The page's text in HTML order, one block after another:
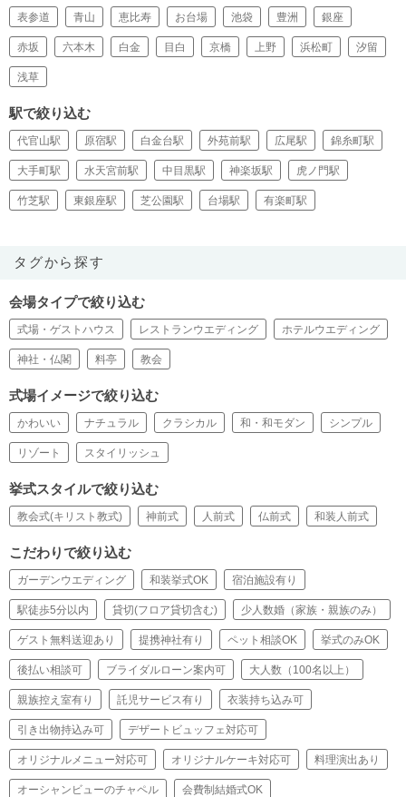
表参道 青山 恵比寿 お台場 池袋 豊洲 銀座
赤坂 六本木 白金 目白 京橋 上野 浜松町 汐留
浅草
駅で絞り込む
代官山駅 原宿駅 白金台駅 外苑前駅 広尾駅 錦糸町駅
大手町駅 水天宮前駅 中目黒駅 神楽坂駅 虎ノ門駅
竹芝駅 東銀座駅 芝公園駅 台場駅 有楽町駅
タグから探す
会場タイプで絞り込む
式場・ゲストハウス レストランウエディング ホテルウエディング
神社・仏閣 料亭 教会
式場イメージで絞り込む
かわいい ナチュラル クラシカル 和・和モダン シンプル
リゾート スタイリッシュ
挙式スタイルで絞り込む
教会式(キリスト教式) 神前式 人前式 仏前式 和装人前式
こだわりで絞り込む
ガーデンウエディング 和装挙式OK 宿泊施設有り
駅徒歩5分以内 貸切(フロア貸切含む) 少人数婚（家族・親族のみ）
ゲスト無料送迎あり 提携神社有り ペット相談OK 挙式のみOK
後払い相談可 ブライダルローン案内可 大人数（100名以上）
親族控え室有り 託児サービス有り 衣装持ち込み可
引き出物持込み可 デザートビュッフェ対応可
オリジナルメニュー対応可 オリジナルケーキ対応可 料理演出あり
オーシャンビューのチャペル 会費制結婚式OK